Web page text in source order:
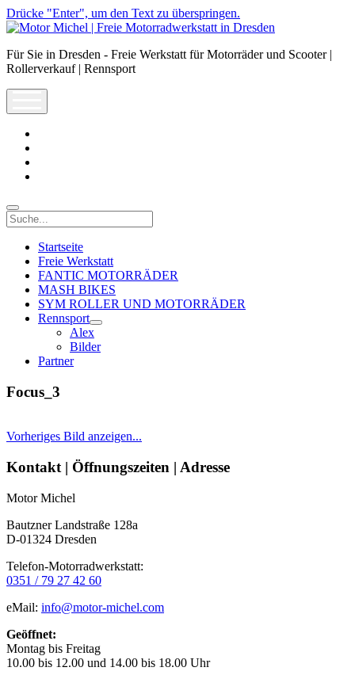
Drücke "Enter", um den Text zu überspringen.
Motor
|
Freie
Dresden
Für Sie in Dresden - Freie Werkstatt für Motorräder und Scooter |
Rollerverkauf | Rennsport
Suche
Startseite
Freie Werkstatt
FANTIC MOTORRÄDER
MASH BIKES
SYM ROLLER UND MOTORRÄDER
Rennsport
open
menu
Alex
Bilder
Partner
Focus_3
Vorheriges Bild anzeigen...
Seitenleiste
Kontakt | Öffnungszeiten | Adresse
Motor Michel
Bautzner Landstraße 128a
D-01324 Dresden
Telefon-Motorradwerkstatt:
0351 / 79 27 42 60
eMail: info@motor-michel.com
Geöffnet:
Montag bis Freitag
10.00 bis 12.00 und 14.00 bis 18.00 Uhr